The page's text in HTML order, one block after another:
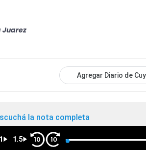
Juarez
Agregar Diario de
la nota completa
1 1.5 10 10